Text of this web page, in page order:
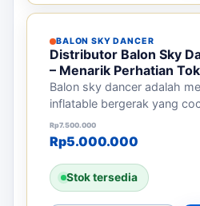
BALON SKY DANCER
Distributor Balon Sky
– Menarik Perhatian
Balon sky dancer adalah
inflatable bergerak yang
Rp7.500.000
Harga aslinya adalah:
Rp5.000.000
Harga saat ini adalah:
Stok tersedia